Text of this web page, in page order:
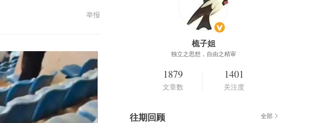
举报
梳子姐
独立之思想，自由之精审
1879
文章数
1401
关注度
往期回顾 全部